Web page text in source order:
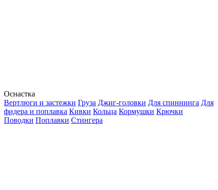
Оснастка
Вертлюги и застежки Груза Джиг-головки Для спиннинга Для
фидера и поплавка Кивки Кольца Кормушки Крючки
Поводки Поплавки Стингера